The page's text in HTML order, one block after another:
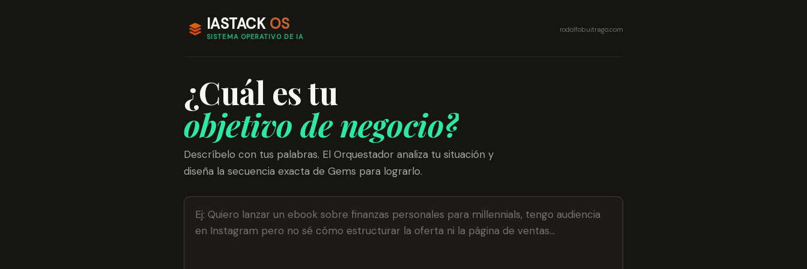
IASTACK OS
SISTEMA OPERATIVO DE IA
rodolfobuitrago.com
¿Cuál es tu
objetivo de negocio?
Descríbelo con tus palabras. El Orquestador analiza tu situación y
diseña la secuencia exacta de Gems para lograrlo.